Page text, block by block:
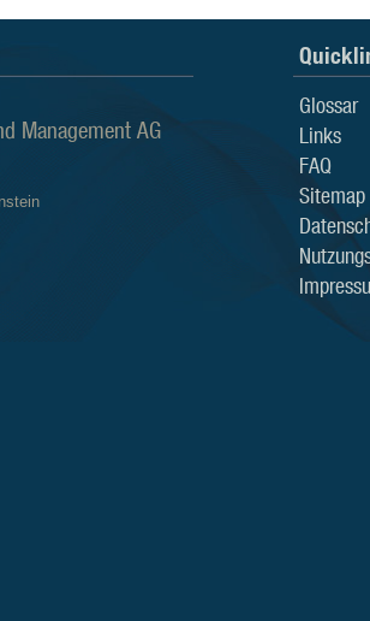
Management AG
Glossar
Links
FAQ
Sitemap